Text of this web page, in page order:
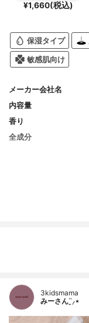
¥1,660(税込)
保湿タイプ
敏感肌向け
メーカー会社名
内容量
香り
全成分
3kidsmama
みーさん¨̮⸝⋆